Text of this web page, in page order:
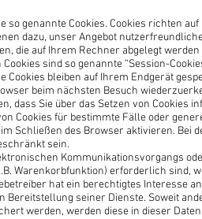
so genannte Cookies. Cookies richten
dazu, unser Angebot
die auf Ihrem Rechner abgelegt
sind so genannte “Session-
Cookies bleiben auf Ihrem Endgerät
beim nächsten Besuch
dass Sie über das Setzen von Cookies
Cookies für bestimmte Fälle oder
Schließen des Browser aktivieren. Bei
sein.
Kommunikationsvorgangs
Warenkorbfunktion) erforderlich sind,
hat ein berechtigtes Interesse
seiner Dienste. Soweit
werden, werden diese in dieser